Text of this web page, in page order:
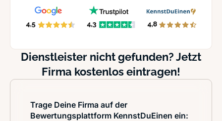
Dienstleister nicht gefunden? Jetzt
Firma kostenlos eintragen!
Trage Deine Firma auf der
Bewertungsplattform KennstDuEinen ein: